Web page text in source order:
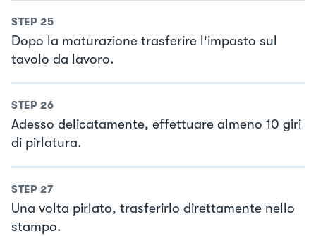
STEP 25
Dopo la maturazione trasferire l'impasto sul
tavolo da lavoro.
STEP 26
Adesso delicatamente, effettuare almeno 10 giri
di pirlatura.
STEP 27
Una volta pirlato, trasferirlo direttamente nello
stampo.